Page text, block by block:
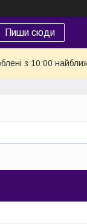
Пиши сюди
з 10:00